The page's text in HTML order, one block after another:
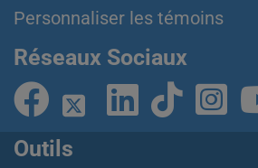
Personnaliser les témoins
Réseaux Sociaux
Outils